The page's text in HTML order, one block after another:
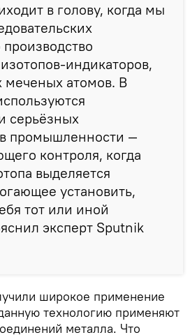
в голову, когда мы
индикаторов,
меченых атомов. В
серьёзных
промышленности —
контроля, когда
выделяется
установить,
тот или иной
эксперт Sputnik
широкое применение
технологию применяют
металла. Что